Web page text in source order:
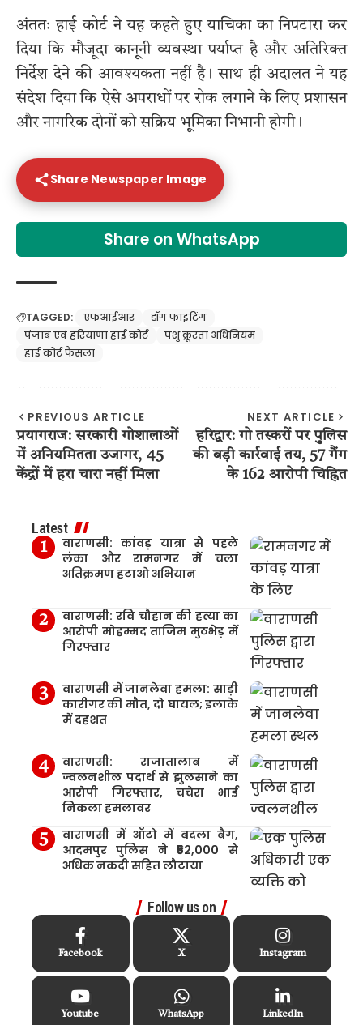
अंततः हाई कोर्ट ने यह कहते हुए याचिका का निपटारा कर
दिया कि मौजूदा कानूनी व्यवस्था पर्याप्त है और अतिरिक्त
निर्देश देने की आवश्यकता नहीं है। साथ ही अदालत ने यह
संदेश दिया कि ऐसे अपराधों पर रोक लगाने के लिए प्रशासन
और नागरिक दोनों को सक्रिय भूमिका निभानी होगी।
Share Newspaper Image
Share on WhatsApp
TAGGED: एफआईआर
डॉग फाइटिंग
पंजाब एवं हरियाणा हाई कोर्ट
पशु क्रूरता अधिनियम
हाई कोर्ट फैसला
PREVIOUS ARTICLE
प्रयागराज: सरकारी गोशालाओं
में अनियमितता उजागर, 45
केंद्रों में हरा चारा नहीं मिला
NEXT ARTICLE
हरिद्वार: गो तस्करों पर पुलिस
की बड़ी कार्रवाई तय, 57 गैंग
के 162 आरोपी चिह्नित
Latest
वाराणसी: कांवड़ यात्रा से पहले
लंका और रामनगर में चला
अतिक्रमण हटाओ अभियान
वाराणसी: रवि चौहान की हत्या का
आरोपी मोहम्मद ताजिम मुठभेड़ में
गिरफ्तार
वाराणसी में जानलेवा हमला: साड़ी
कारीगर की मौत, दो घायल; इलाके
में दहशत
वाराणसी: राजातालाब में
ज्वलनशील पदार्थ से झुलसाने का
आरोपी गिरफ्तार, चचेरा भाई
निकला हमलावर
वाराणसी में ऑटो में बदला बैग,
आदमपुर पुलिस ने ₹52,000 से
अधिक नकदी सहित लौटाया
Follow us on
Facebook X Instagram
Youtube WhatsApp LinkedIn